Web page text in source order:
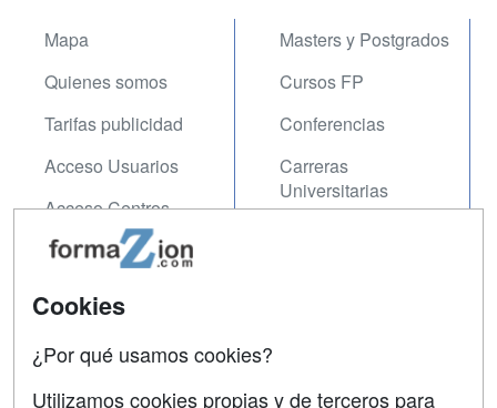
Mapa
Quienes somos
Tarifas publicidad
Acceso Usuarios
Acceso Centros
Masters y Postgrados
Cursos FP
Conferencias
Carreras
Universitarias
Contactar
Cookies
¿Por qué usamos cookies?
Utilizamos cookies propias y de terceros para